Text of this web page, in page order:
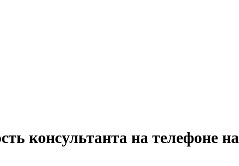
консультанта на телефоне